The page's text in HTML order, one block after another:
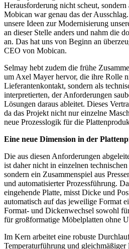
Herausforderung nicht scheut,
Mobican war genau das der
unsere Ideen zur Modernisierung
an dieser Stelle anders und nahm die
an. Das hat uns von Beginn an
CEO von Mobican.
Selmay hebt zudem die frühe
um Axel Mayer hervor, die ihre Rolle
Lieferantenkontakt, sondern als
interpretierten, der Anforderungen
Lösungen daraus ableitet. Dieses
da das Projekt nicht nur einzelne
neue Prozesslogik für die
Eine neue Dimension in der
Die aus diesen Anforderungen
ist daher nicht in einzelnen
sondern ein Zusammenspiel aus
und automatisierter Prozessführung.
eingehende Platte, misst Dicke und
automatisch auf das jeweilige Format
Format- und Dickenwechsel sowohl
für großformatige Möbelplatten ohne
Im Kern arbeitet eine robuste
Temperaturführung und